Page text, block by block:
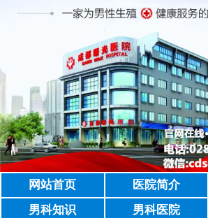
网站首页 医院简介
男科知识
男科医院